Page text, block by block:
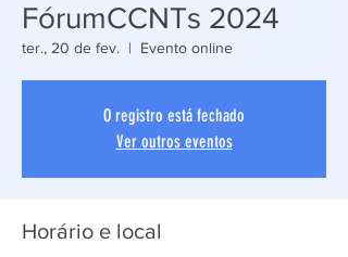
FórumCCNTs 2024
ter., 20 de fev.
  |
Evento online
O registro está fechado
Ver outros eventos
Horário e local